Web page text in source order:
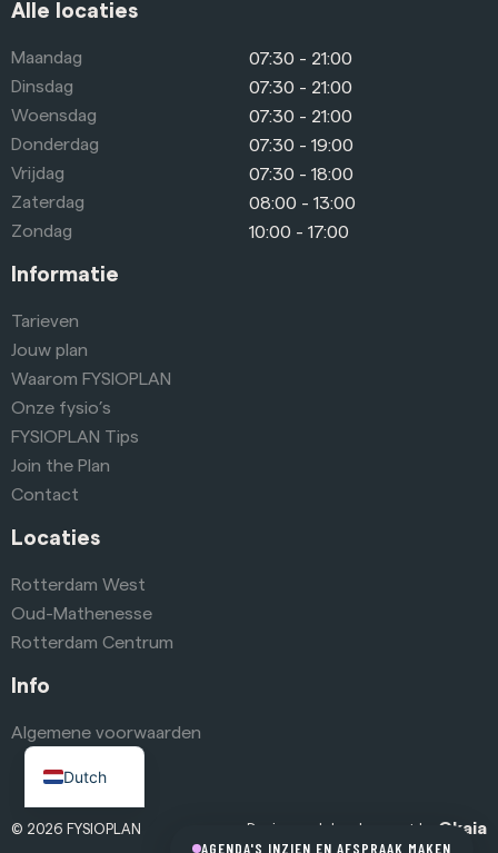
Alle locaties
Maandag
07:30 - 21:00
Dinsdag
07:30 - 21:00
Woensdag
07:30 - 21:00
Donderdag
07:30 - 19:00
Vrijdag
07:30 - 18:00
Zaterdag
08:00 - 13:00
Zondag
10:00 - 17:00
Informatie
Tarieven
Jouw plan
Waarom FYSIOPLAN
Onze fysio’s
FYSIOPLAN Tips
Join the Plan
Contact
Locaties
Rotterdam West
Oud-Mathenesse
Rotterdam Centrum
Info
Algemene voorwaarden
© 2026 FYSIOPLAN Design and development by Okaia
Dutch
English
AGENDA'S INZIEN EN AFSPRAAK MAKEN